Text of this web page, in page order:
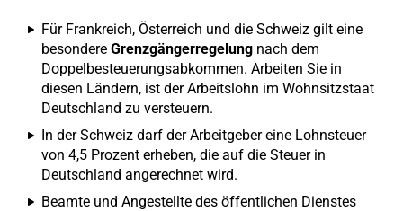
Für Frankreich, Österreich und die Schweiz gilt eine
besondere Grenzgängerregelung nach dem
Doppelbesteuerungsabkommen. Arbeiten Sie in
diesen Ländern, ist der Arbeitslohn im Wohnsitzstaat
Deutschland zu versteuern.
In der Schweiz darf der Arbeitgeber eine Lohnsteuer
von 4,5 Prozent erheben, die auf die Steuer in
Deutschland angerechnet wird.
Beamte und Angestellte des öffentlichen Dienstes